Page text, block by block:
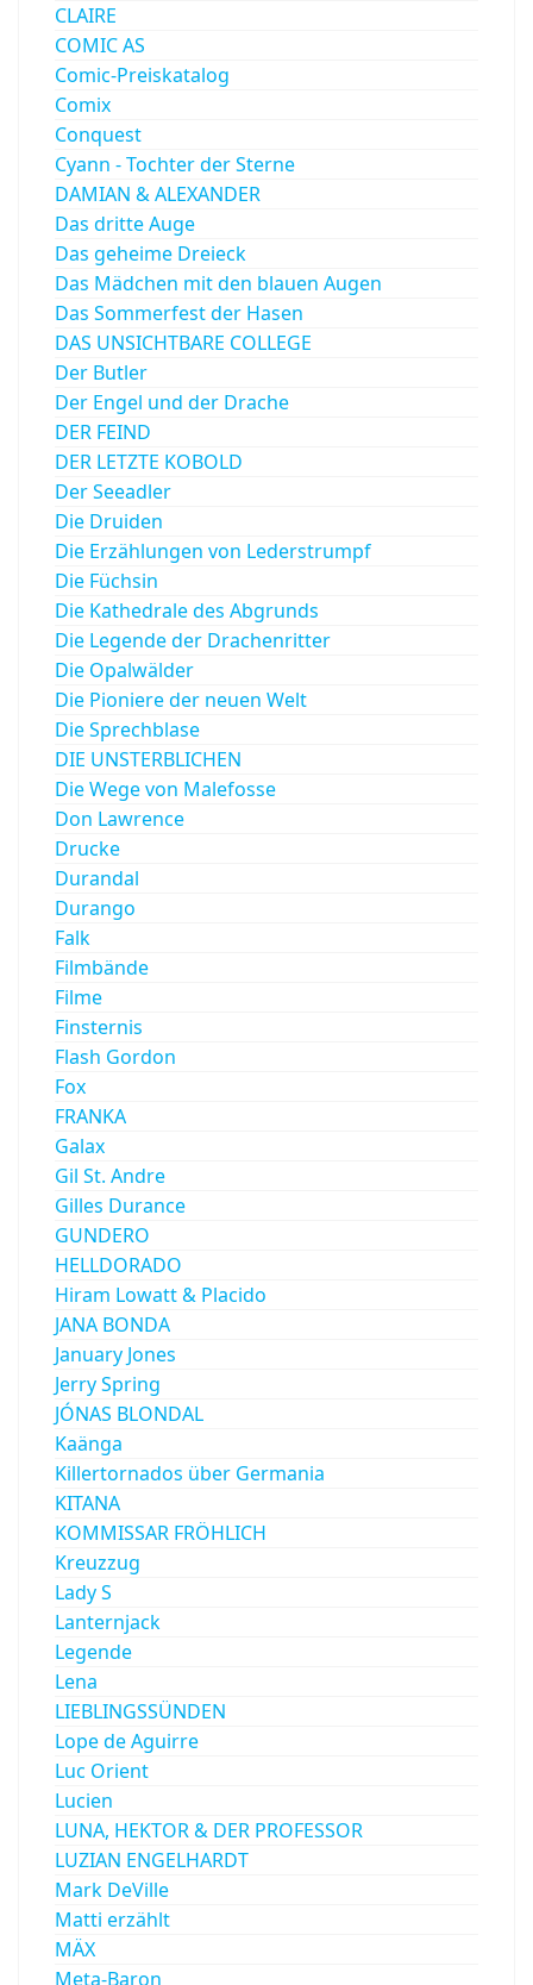
CLAIRE
COMIC AS
Comic-Preiskatalog
Comix
Conquest
Cyann - Tochter der Sterne
DAMIAN & ALEXANDER
Das dritte Auge
Das geheime Dreieck
Das Mädchen mit den blauen Augen
Das Sommerfest der Hasen
DAS UNSICHTBARE COLLEGE
Der Butler
Der Engel und der Drache
DER FEIND
DER LETZTE KOBOLD
Der Seeadler
Die Druiden
Die Erzählungen von Lederstrumpf
Die Füchsin
Die Kathedrale des Abgrunds
Die Legende der Drachenritter
Die Opalwälder
Die Pioniere der neuen Welt
Die Sprechblase
DIE UNSTERBLICHEN
Die Wege von Malefosse
Don Lawrence
Drucke
Durandal
Durango
Falk
Filmbände
Filme
Finsternis
Flash Gordon
Fox
FRANKA
Galax
Gil St. Andre
Gilles Durance
GUNDERO
HELLDORADO
Hiram Lowatt & Placido
JANA BONDA
January Jones
Jerry Spring
JÓNAS BLONDAL
Kaänga
Killertornados über Germania
KITANA
KOMMISSAR FRÖHLICH
Kreuzzug
Lady S
Lanternjack
Legende
Lena
LIEBLINGSSÜNDEN
Lope de Aguirre
Luc Orient
Lucien
LUNA, HEKTOR & DER PROFESSOR
LUZIAN ENGELHARDT
Mark DeVille
Matti erzählt
MÄX
Meta-Baron